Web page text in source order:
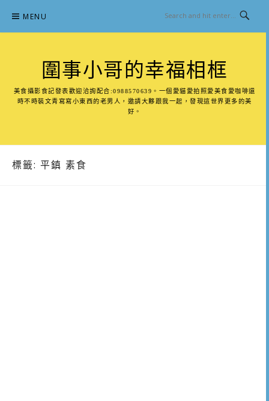
content
MENU
圍事小哥的幸福相框
美食攝影食記發表歡迎洽詢配合:0988570639。一個愛貓愛拍照愛美食愛咖啡還
時不時裝文青寫寫小東西的老男人，邀請大夥跟我一起，發現這世界更多的美
好。
標籤: 平鎮 素食